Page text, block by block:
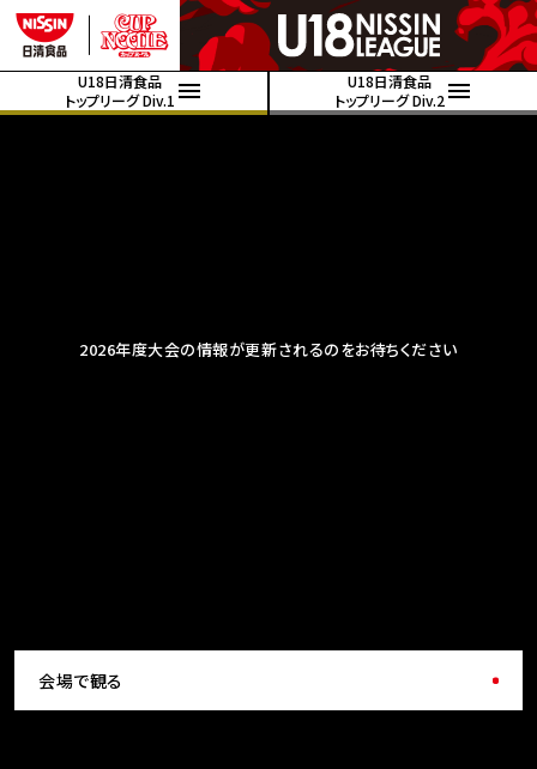
U18日清食品
トップリーグ Div.1
U18日清食品
トップリーグ Div.2
2026年度大会の情報が更新されるのをお待ちください
会場で観る